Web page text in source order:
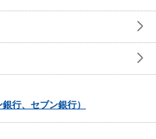
行、セブン銀行）